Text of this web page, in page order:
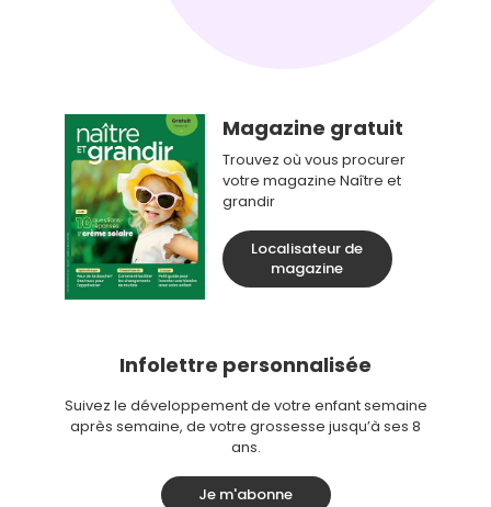
Magazine gratuit
Trouvez où vous procurer
votre magazine Naître et
grandir
Localisateur de
magazine
Infolettre personnalisée
Suivez le développement de votre enfant semaine
après semaine, de votre grossesse jusqu’à ses 8
ans.
Je m'abonne